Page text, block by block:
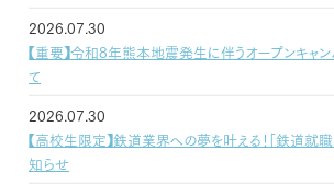
2026.07.30
【重要】令和8年熊本地震発生に伴うオープンキャ
て
2026.07.30
【高校生限定】鉄道業界への夢を叶える！「鉄道就
知らせ